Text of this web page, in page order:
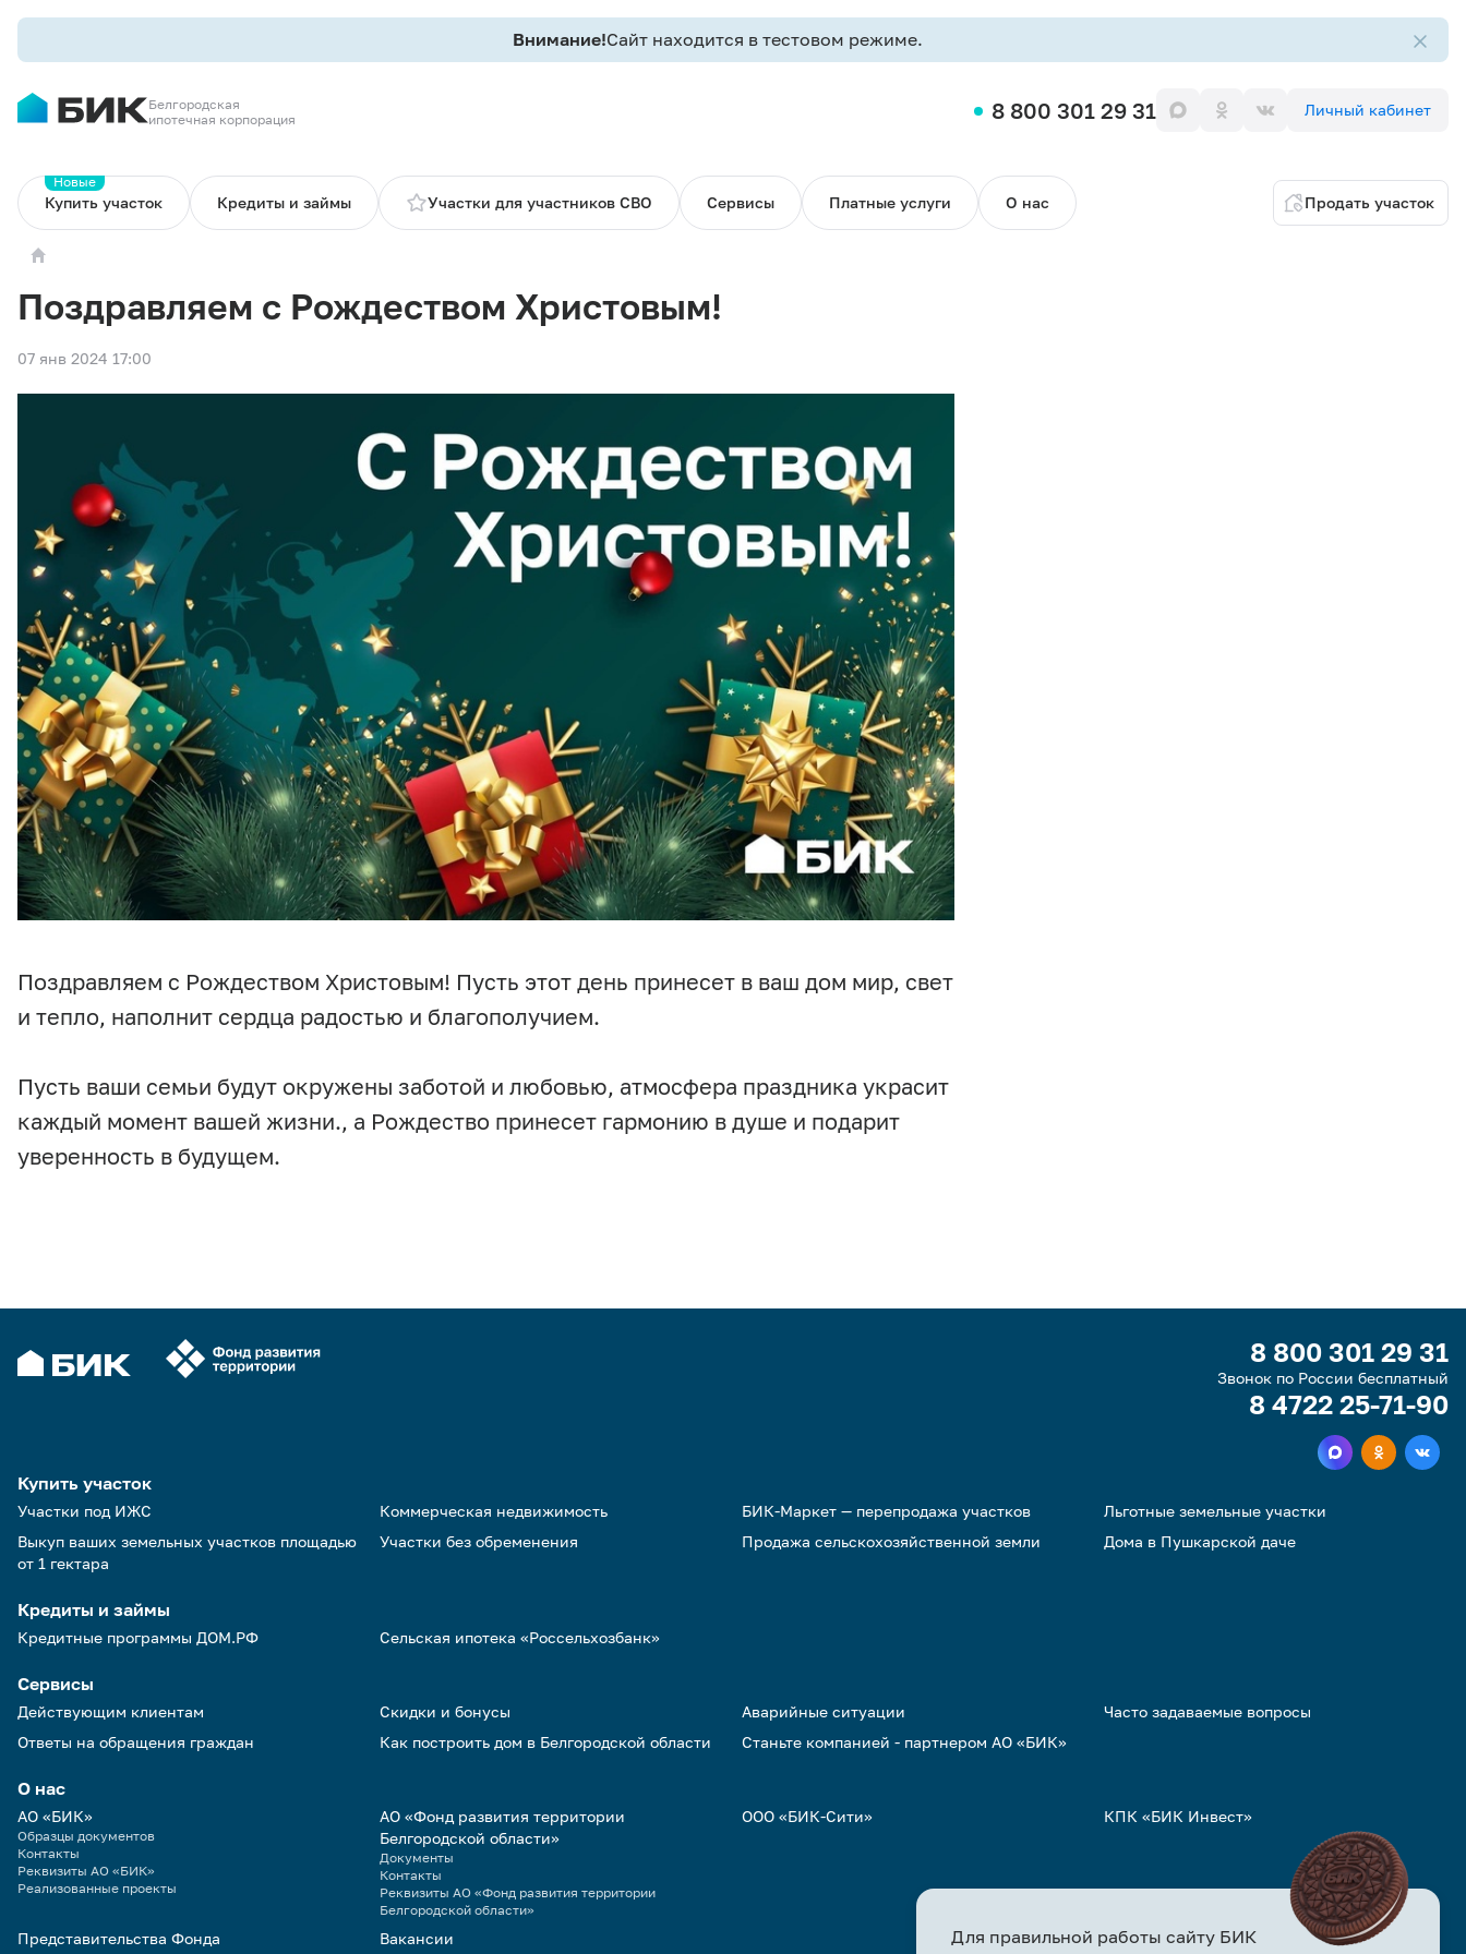
Внимание!Сайт находится в тестовом режиме.
Белгородская
ипотечная корпорация
8 800 301 29 31 Личный кабинет
Купить участок
Новые
Кредиты и займы Участки для участников СВО Сервисы Платные услуги О нас Продать участок
Поздравляем с Рождеством Христовым!
07 янв 2024 17:00
Поздравляем с Рождеством Христовым! Пусть этот день принесет в ваш дом мир, свет
и тепло, наполнит сердца радостью и благополучием.
Пусть ваши семьи будут окружены заботой и любовью, атмосфера праздника украсит
каждый момент вашей жизни., а Рождество принесет гармонию в душе и подарит
уверенность в будущем.
8 800 301 29 31
Звонок по России бесплатный
8 4722 25-71-90
Купить участок
Участки под ИЖС Коммерческая недвижимость БИК-Маркет — перепродажа участков
Льготные земельные участки
Выкуп ваших земельных участков площадью
от 1 гектара
Участки без обременения Продажа сельскохозяйственной земли Дома в Пушкарской даче
Кредиты и займы
Кредитные программы ДОМ.РФ Сельская ипотека «Россельхозбанк»
Сервисы
Действующим клиентам Скидки и бонусы Аварийные ситуации
Часто задаваемые вопросы
Ответы на обращения граждан
Как построить дом в Белгородской области Станьте компанией - партнером АО «БИК»
О нас
АО «БИК»
Образцы документов
Контакты
Реквизиты АО «БИК»
Реализованные проекты
АО «Фонд развития территории
Белгородской области»
Документы
Контакты
Реквизиты АО «Фонд развития территории
Белгородской области»
ООО «БИК-Сити» КПК «БИК Инвест»
Представительства Фонда Вакансии
Для правильной работы сайту БИК